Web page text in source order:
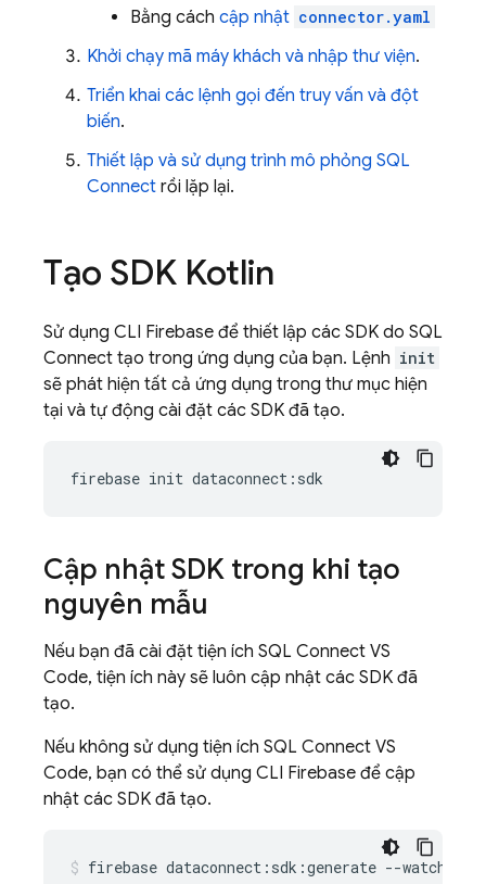
Bằng cách cập nhật connector.yaml
Khởi chạy mã máy khách và nhập thư viện.
Triển khai các lệnh gọi đến truy vấn và đột
biến.
Thiết lập và sử dụng trình mô phỏng SQL
Connect rồi lặp lại.
Tạo SDK Kotlin
Sử dụng CLI Firebase để thiết lập các SDK do SQL
Connect tạo trong ứng dụng của bạn. Lệnh init
sẽ phát hiện tất cả ứng dụng trong thư mục hiện
tại và tự động cài đặt các SDK đã tạo.
firebase init dataconnect : sdk
Cập nhật SDK trong khi tạo
nguyên mẫu
Nếu bạn đã cài đặt tiện ích SQL Connect VS
Code, tiện ích này sẽ luôn cập nhật các SDK đã
tạo.
Nếu không sử dụng tiện ích SQL Connect VS
Code, bạn có thể sử dụng CLI Firebase để cập
nhật các SDK đã tạo.
firebase dataconnect:sdk:generate --watch